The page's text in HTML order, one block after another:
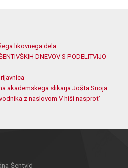
Šentvid
likovnega dela
DNEVOV S PODELITVIJO
akademskega slikarja Jošta Snoja
z naslovom V hiši nasprot’